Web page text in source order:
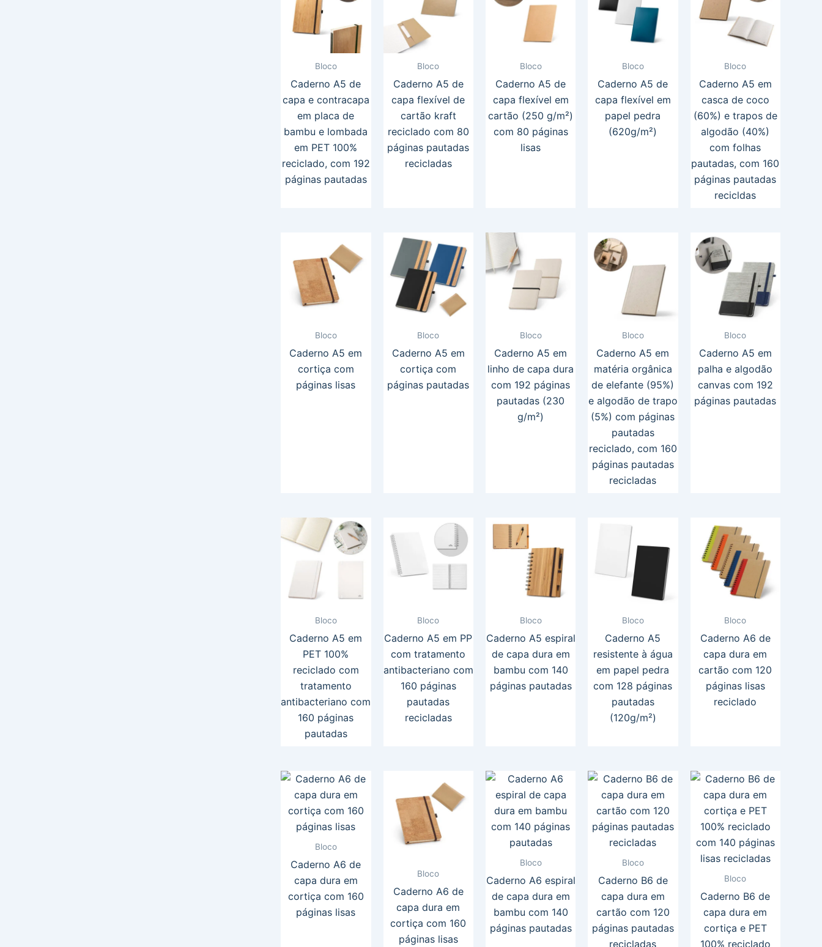
Bloco
Caderno A5 de
capa e contracapa
em placa de
bambu e lombada
em PET 100%
reciclado, com 192
páginas pautadas
Bloco
Caderno A5 de
capa flexível de
cartão kraft
reciclado com 80
páginas pautadas
recicladas
Bloco
Caderno A5 de
capa flexível em
cartão (250 g/m²)
com 80 páginas
lisas
Bloco
Caderno A5 de
capa flexível em
papel pedra
(620g/m²)
Bloco
Caderno A5 em
casca de coco
(60%) e trapos de
algodão (40%)
com folhas
pautadas, com 160
páginas pautadas
recicldas
Bloco
Caderno A5 em
cortiça com
páginas lisas
Bloco
Caderno A5 em
cortiça com
páginas pautadas
Bloco
Caderno A5 em
linho de capa dura
com 192 páginas
pautadas (230
g/m²)
Bloco
Caderno A5 em
matéria orgânica
de elefante (95%)
e algodão de trapo
(5%) com páginas
pautadas
reciclado, com 160
páginas pautadas
recicladas
Bloco
Caderno A5 em
palha e algodão
canvas com 192
páginas pautadas
Bloco
Caderno A5 em
PET 100%
reciclado com
tratamento
antibacteriano com
160 páginas
pautadas
Bloco
Caderno A5 em PP
com tratamento
antibacteriano com
160 páginas
pautadas
recicladas
Bloco
Caderno A5 espiral
de capa dura em
bambu com 140
páginas pautadas
Bloco
Caderno A5
resistente à água
em papel pedra
com 128 páginas
pautadas
(120g/m²)
Bloco
Caderno A6 de
capa dura em
cartão com 120
páginas lisas
reciclado
Bloco
Caderno A6 de
capa dura em
cortiça com 160
páginas lisas
Bloco
Caderno A6 de
capa dura em
cortiça com 160
páginas lisas
Bloco
Caderno A6 espiral
de capa dura em
bambu com 140
páginas pautadas
Bloco
Caderno B6 de
capa dura em
cartão com 120
páginas pautadas
recicladas
Bloco
Caderno B6 de
capa dura em
cortiça e PET
100% reciclado